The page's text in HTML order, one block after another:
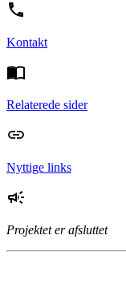
Kontakt
Relaterede sider
Nyttige links
Projektet er afsluttet